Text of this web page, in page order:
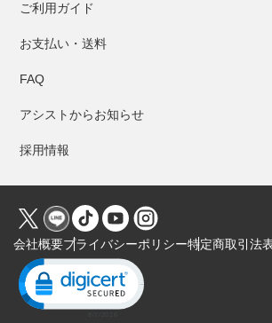
ご利用ガイド
お支払い・送料
FAQ
アシストからお知らせ
採用情報
会社概要プライバシーポリシー特定商取引法
Click to open certificate